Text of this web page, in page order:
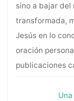
sino a bajar del
transformada,
Jesús en lo
oración
publicaciones